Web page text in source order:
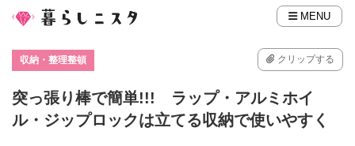
MENU
収納・整理整頓 クリップする
突っ張り棒で簡単!!! ラップ・アルミホイ
ル・ジップロックは立てる収納で使いやすく